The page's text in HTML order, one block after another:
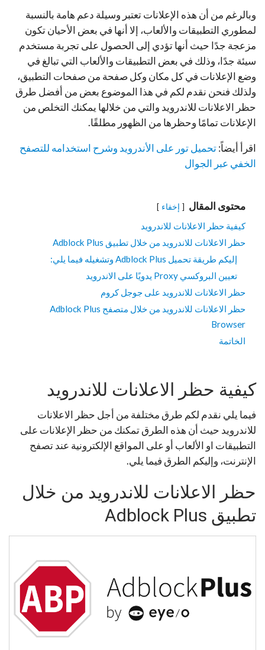
وبالرغم من أن هذه الإعلانات تعتبر وسيلة دعم هامة بالنسبة
لمطوري التطبيقات والألعاب، إلا أنها في بعض الأحيان تكون
مزعجة جدًا حيث أنها تؤدي إلى الحصول على تجربة مستخدم
سيئة جدًا، وذلك في بعض التطبيقات والألعاب التي تبالغ في
وضع الإعلانات في كل مكان وكل صفحة من صفحات التطبيق،
ولذلك فنحن نقدم لكم في هذا الموضوع بعض من أفضل طرق
حظر الاعلانات للاندرويد والتي من خلالها يمكنك التخلص من
الإعلانات تمامًا وحظرها من الظهور مطلقًا.
اقرأ أيضاً:تحميل تور على الأندرويد وشرح استخدامه للتصفح
الخفي عبر الجوال
محتوى المقال إخفاء
كيفية حظر الاعلانات للاندرويد
حظر الاعلانات للاندرويد من خلال تطبيق Adblock Plus
إليكم طريقة تحميل Adblock Plus وتشغيله فيما يلي:
تعيين البروكسي Proxy يدويًا على الاندرويد
حظر الاعلانات للاندرويد على جوجل كروم
حظر الاعلانات للاندرويد من خلال متصفح Adblock Plus
Browser
الخاتمة
كيفية حظر الاعلانات للاندرويد
فيما يلي نقدم لكم طرق مختلفة من أجل حظر الاعلانات
للاندرويد حيث أن هذه الطرق تمكنك من حظر الإعلانات على
التطبيقات او الألعاب أو على المواقع الإلكترونية عند تصفح
الإنترنت، وإليكم الطرق فيما يلي.
حظر الاعلانات للاندرويد من خلال
تطبيق Adblock Plus